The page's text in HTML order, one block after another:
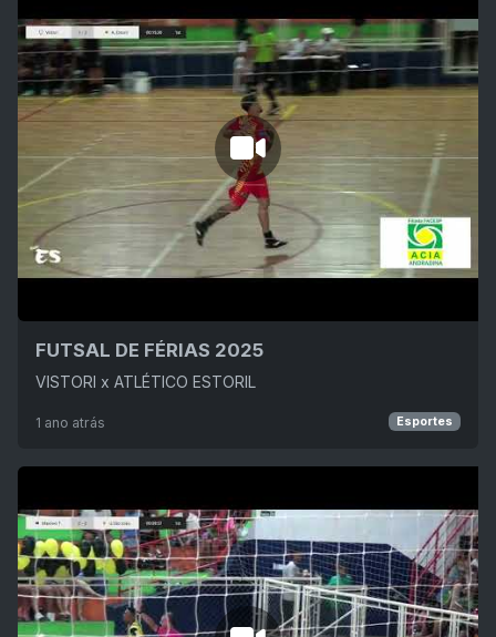
FUTSAL DE FÉRIAS 2025
VISTORI x ATLÉTICO ESTORIL
1 ano atrás Esportes